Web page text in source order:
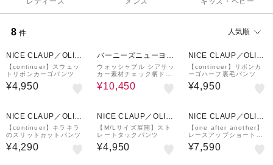
8 件 人気順
NICE CLAUP／OLIV
E des OLIVE
【continuer】スウェッ
トリボンカーゴパンツ
¥4,950
バーニーズニューヨー
ク
ウォッシャブル シアサッ
カー素材チェック柄ドロ
ーストリングワイドパン
ツ
¥10,450
NICE CLAUP／OLIV
E des OLIVE
【continuer】リボンカ
ーゴハーフ裏毛パンツ
¥4,950
NICE CLAUP／OLIV
E des OLIVE
【continuer】キラキラ
のスリットカットパンツ
¥4,290
NICE CLAUP／OLIV
E des OLIVE
【M/Lサイズ展開】スト
レートタックパンツ
¥4,950
NICE CLAUP／OLIV
E des OLIVE
【one after another】
レースアップショートパ
ンツ
¥7,590